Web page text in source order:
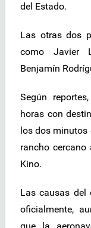
del Estado.
Las otras dos
como Javier
Benjamín
Según
horas con
los dos minutos
rancho
Kino.
Las causas del
oficialmente,